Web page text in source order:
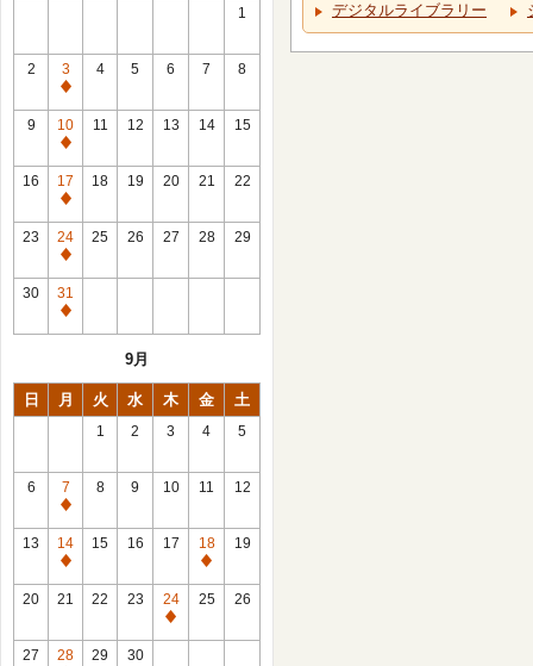
1
2
3
休
館
日
4 5 6 7 8
9
10
休
館
日
11 12 13 14 15
16
17
休
館
日
18 19 20 21 22
23
24
休
館
日
25 26 27 28 29
30
31
休
9月
日 月 火 水 木 金 土
1 2 3 4 5
6
7
休
館
日
8 9 10 11 12
13
14
休
館
15 16 17
18
休
館
19
20 21 22 23
24
休
25 26
27
28
29 30
デジタルライブラリー